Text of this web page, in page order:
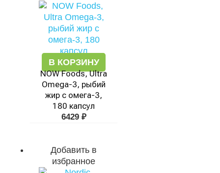
В КОРЗИНУ
NOW Foods, Ultra
Omega-3, рыбий
жир с омега-3,
180 капсул
6429 ₽
Добавить в
избранное